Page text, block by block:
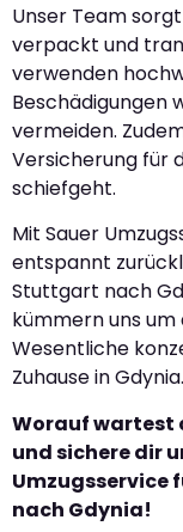
Unser Team
verpackt und
verwenden
Beschädigungen
vermeiden.
Versicherung für
schiefgeht.
Mit Sauer
entspannt
Stuttgart nach
kümmern uns um
Wesentliche
Zuhause in Gdynia.
Worauf wartest
und sichere dir
Umzugsservice
nach Gdynia!